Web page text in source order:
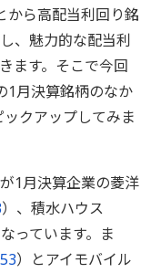
から高配当利回り銘
、魅力的な配当利
ます。そこで今回
1月決算銘柄のなか
クアップしてみま
1月決算企業の菱洋
）、積水ハウス
っています。ま
）とアイモバイル